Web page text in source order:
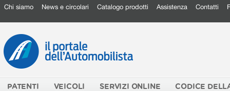
Chi siamo News e circolari Catalogo prodotti Assistenza Contatti
PATENTI VEICOLI SERVIZI ONLINE CODICE